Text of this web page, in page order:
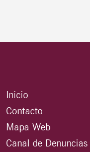
Inicio
Contacto
Mapa Web
Canal de Denuncias